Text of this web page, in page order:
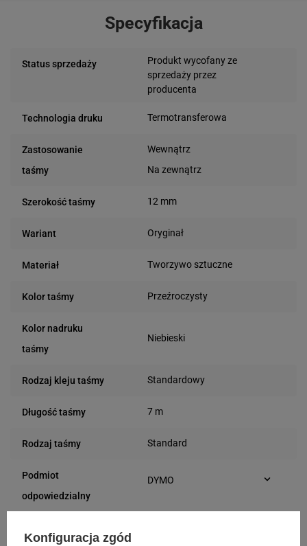
Specyfikacja
Status sprzedaży
Produkt wycofany ze
sprzedaży przez
producenta
Technologia druku Termotransferowa
Zastosowanie
taśmy
Wewnątrz
Na zewnątrz
Szerokość taśmy 12 mm
Wariant Oryginał
Materiał Tworzywo sztuczne
Kolor taśmy Przeźroczysty
Kolor nadruku
taśmy
Niebieski
Rodzaj kleju taśmy Standardowy
Długość taśmy 7 m
Rodzaj taśmy Standard
Podmiot
odpowiedzialny
DYMO
61-894 Poznań (Polska)
Konfiguracja zgód